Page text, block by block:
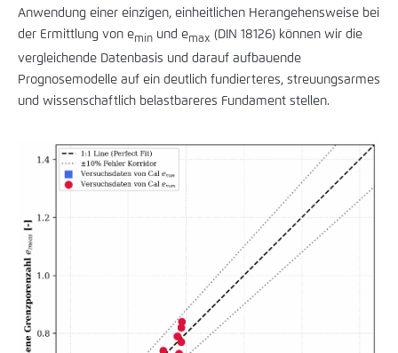
Anwendung einer einzigen, einheitlichen Herangehensweise bei
der Ermittlung von emin und emax (DIN 18126) können wir die
vergleichende Datenbasis und darauf aufbauende
Prognosemodelle auf ein deutlich fundierteres, streuungsarmes
und wissenschaftlich belastbareres Fundament stellen.